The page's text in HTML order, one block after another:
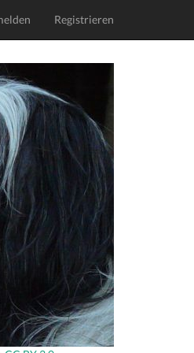
Registrieren